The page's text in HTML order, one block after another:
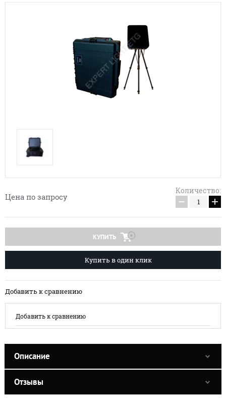
Цена по запросу
Количество:
− +
КУПИТЬ
Купить в один клик
Добавить к сравнению
Добавить к сравнению
Описание
Отзывы